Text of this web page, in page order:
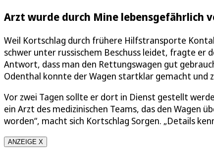
Arzt wurde durch Mine lebensgefährlich
Weil Kortschlag durch frühere Hilfstransporte
schwer unter russischem Beschuss leidet, fragte er
Antwort, dass man den Rettungswagen gut
Odenthal konnte der Wagen startklar gemacht und
Vor zwei Tagen sollte er dort in Dienst gestellt
ein Arzt des medizinischen Teams, das den Wagen
worden“, macht sich Kortschlag Sorgen. „Details
ANZEIGE X